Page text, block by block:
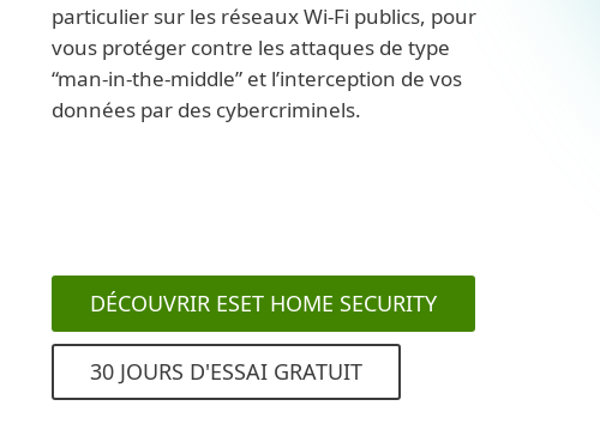
particulier sur les réseaux Wi-Fi publics, pour
vous protéger contre les attaques de type
“man-in-the-middle” et l’interception de vos
données par des cybercriminels.
DÉCOUVRIR ESET HOME SECURITY
30 JOURS D'ESSAI GRATUIT